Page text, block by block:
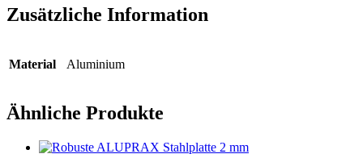
Zusätzliche Information
Material Aluminium
Ähnliche Produkte